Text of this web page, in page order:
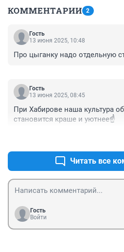
КОММЕНТАРИИ 2
Гость
13 июня 2025, 10:48
Про цыганку надо отдельную
Гость
13 июня 2025, 08:45
При Хабирове наша культура
становится краше и уютнее☝️
Читать все
Гость
Войти